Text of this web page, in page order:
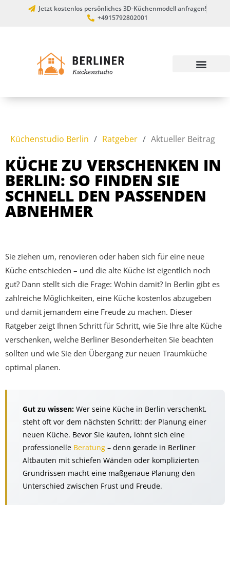
Jetzt kostenlos persönliches 3D-Küchenmodell anfragen!
+4915792802001
Küchenstudio Berlin / Ratgeber / Aktueller Beitrag
KÜCHE ZU VERSCHENKEN IN
BERLIN: SO FINDEN SIE
SCHNELL DEN PASSENDEN
ABNEHMER
Sie ziehen um, renovieren oder haben sich für eine neue
Küche entschieden – und die alte Küche ist eigentlich noch
gut? Dann stellt sich die Frage: Wohin damit? In Berlin gibt es
zahlreiche Möglichkeiten, eine Küche kostenlos abzugeben
und damit jemandem eine Freude zu machen. Dieser
Ratgeber zeigt Ihnen Schritt für Schritt, wie Sie Ihre alte Küche
verschenken, welche Berliner Besonderheiten Sie beachten
sollten und wie Sie den Übergang zur neuen Traumküche
optimal planen.
Gut zu wissen: Wer seine Küche in Berlin verschenkt,
steht oft vor dem nächsten Schritt: der Planung einer
neuen Küche. Bevor Sie kaufen, lohnt sich eine
professionelle Beratung – denn gerade in Berliner
Altbauten mit schiefen Wänden oder komplizierten
Grundrissen macht eine maßgenaue Planung den
Unterschied zwischen Frust und Freude.